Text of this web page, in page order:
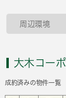
周辺環境
大木コー
成約済みの物件一覧